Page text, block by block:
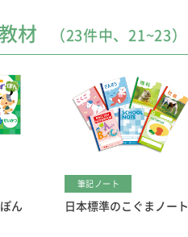
材 （23件中、21~23）
ん
筆記ノート
日本標準のこぐまノート